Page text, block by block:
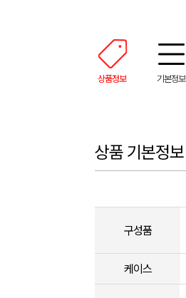
상품정보 기본정보
상품 기본정보
구성품
케이스